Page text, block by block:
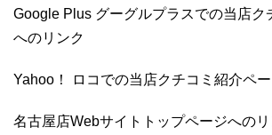
Google Plus グーグルプラスでの当店ク
へのリンク
Yahoo！ ロコでの当店クチコミ紹介ペ
名古屋店Webサイトトップページへのリ